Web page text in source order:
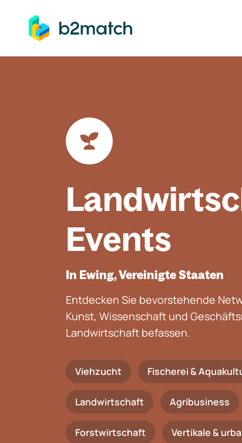
springen
Events
In Ewing, Vereinigte Staaten
Entdecken Sie bevorstehende
Kunst, Wissenschaft und
Landwirtschaft befassen.
Viehzucht Fischerei &
Landwirtschaft Agribusiness
Forstwirtschaft Vertikale &